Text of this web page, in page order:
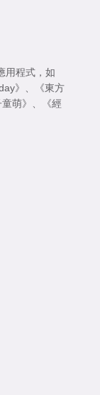
用程式，如
》 、
《東方
萌》 、
《經